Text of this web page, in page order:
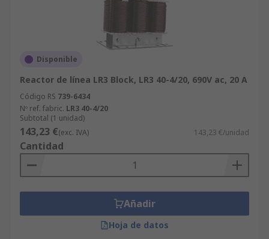
Disponible
Reactor de línea LR3 Block, LR3 40-4/20, 690V ac, 20 A
Código RS 739-6434
Nº ref. fabric. LR3 40-4/20
Subtotal (1 unidad)
143,23 €(exc. IVA) 143,23 €/unidad
Cantidad
Añadir
Hoja de datos